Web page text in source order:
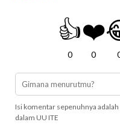
👍
0
❤️
0
Isi komentar sepenuhnya
dalam UU ITE